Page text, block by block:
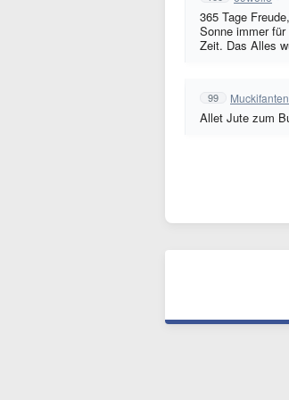
365 Tage
Sonne immer
Zeit. Das Alles
99 Muckifanten
Allet Jute zum